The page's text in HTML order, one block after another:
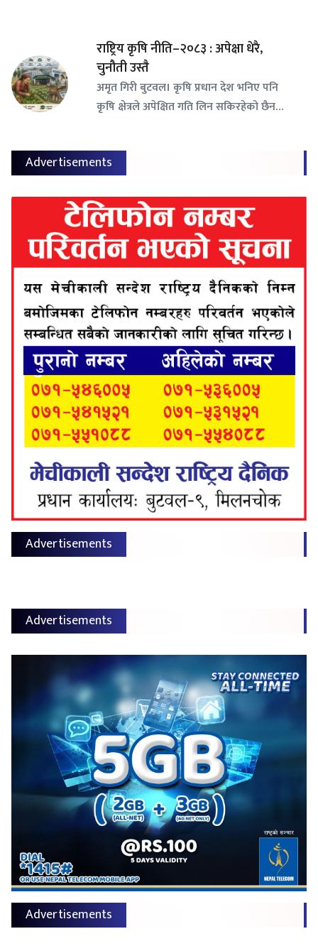
राष्ट्रिय कृषि नीति–२०८३ : अपेक्षा धेरै,
चुनौती उस्तै
अमृत गिरी बुटवल। कृषि प्रधान देश भनिए पनि
कृषि क्षेत्रले अपेक्षित गति लिन सकिरहेको छैन…
Advertisements
Advertisements
Advertisements
Advertisements